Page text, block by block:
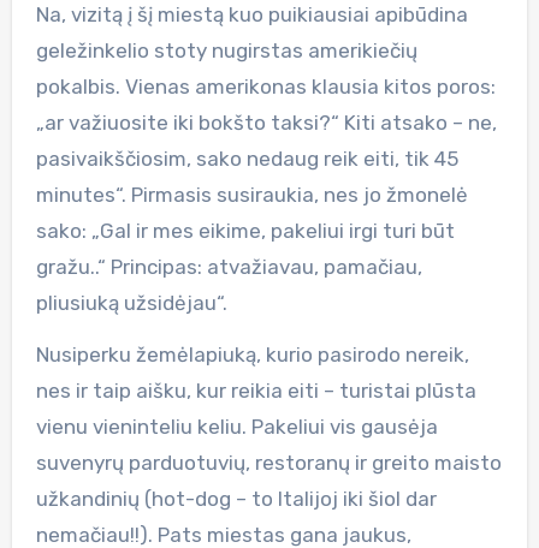
Na, vizitą į šį miestą kuo puikiausiai apibūdina
geležinkelio stoty nugirstas amerikiečių
pokalbis. Vienas amerikonas klausia kitos poros:
„ar važiuosite iki bokšto taksi?“ Kiti atsako – ne,
pasivaikščiosim, sako nedaug reik eiti, tik 45
minutes“. Pirmasis susiraukia, nes jo žmonelė
sako: „Gal ir mes eikime, pakeliui irgi turi būt
gražu..“ Principas: atvažiavau, pamačiau,
pliusiuką užsidėjau“.
Nusiperku žemėlapiuką, kurio pasirodo nereik,
nes ir taip aišku, kur reikia eiti – turistai plūsta
vienu vieninteliu keliu. Pakeliui vis gausėja
suvenyrų parduotuvių, restoranų ir greito maisto
užkandinių (hot-dog – to Italijoj iki šiol dar
nemačiau!!). Pats miestas gana jaukus,